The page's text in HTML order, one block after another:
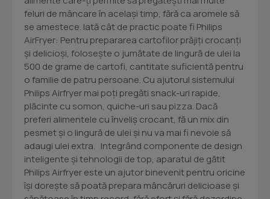
feluri de mâncare în acelaşi timp, fără ca aromele să
se amestece. Iată cât de practic poate fi Philips
AirFryer: Pentru prepararea cartofilor prăjiţi crocanţi
şi delicioşi, foloseşte o jumătate de lingură de ulei la
500 de grame de cartofi, cantitate suficientă pentru
o familie de patru persoane. Cu ajutorul sistemului
Philips Airfryer mai poţi pregăti snack-uri rapide,
plăcinte cu somon, quiche-uri sau pizza. Dacă
preferi alimentele cu înveliş crocant, fă un mix din
pesmet şi o lingură de ulei şi nu va mai fi nevoie să
adaugi ulei extra. Integrând componente de design
inteligente şi tehnologii de top, aparatul de gătit
Philips Airfryer este un ajutor binevenit pentru oricine
îşi doreşte să poată prepara mâncăruri delicioase şi